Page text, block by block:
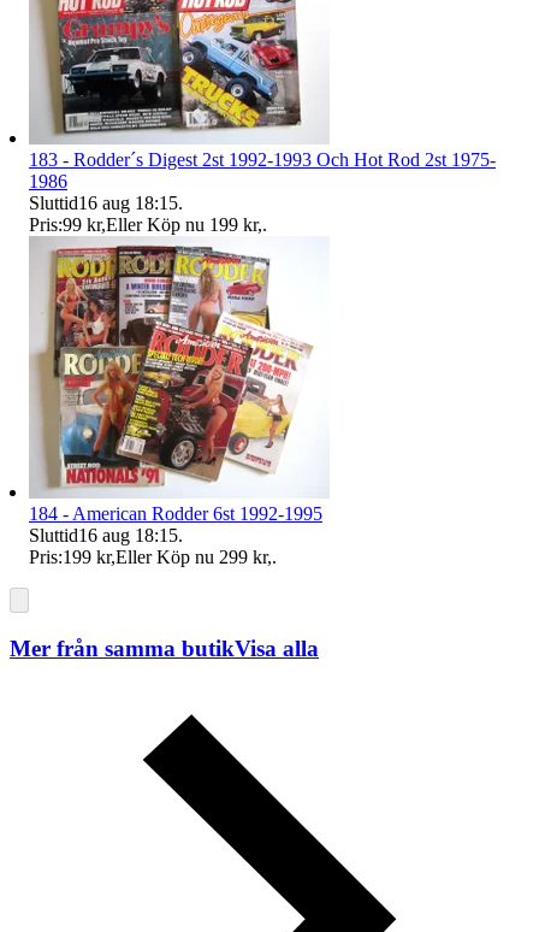
183 - Rodder´s Digest 2st 1992-1993 Och Hot Rod 2st 1975-
1986
Sluttid16 aug 18:15.
Pris:99 kr,Eller Köp nu 199 kr,.
184 - American Rodder 6st 1992-1995
Sluttid16 aug 18:15.
Pris:199 kr,Eller Köp nu 299 kr,.
Mer från samma butikVisa alla